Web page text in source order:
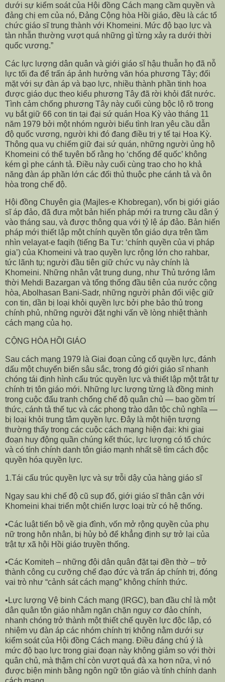
dưới sự kiểm soát của Hội đồng Cách mạng cầm quyền và
đảng chị em của nó, Đảng Cộng hòa Hồi giáo, đều là các tổ
chức giáo sĩ trung thành với Khomeini. Mức độ bạo lực và
tàn nhẫn thường vượt quá những gì từng xảy ra dưới thời
quốc vương.”
Các lực lượng dân quân và giới giáo sĩ hậu thuẫn họ đã nỗ
lực tối đa để trấn áp ảnh hưởng văn hóa phương Tây; đối
mặt với sự đàn áp và bạo lực, nhiều thành phần tinh hoa
được giáo dục theo kiểu phương Tây đã rời khỏi đất nước.
Tình cảm chống phương Tây này cuối cùng bộc lộ rõ trong
vụ bắt giữ 66 con tin tại đại sứ quán Hoa Kỳ vào tháng 11
năm 1979 bởi một nhóm người biểu tình Iran yêu cầu dẫn
độ quốc vương, người khi đó đang điều trị y tế tại Hoa Kỳ.
Thông qua vụ chiếm giữ đại sứ quán, những người ủng hộ
Khomeini có thể tuyên bố rằng họ ‘chống đế quốc’ không
kém gì phe cánh tả. Điều này cuối cùng trao cho họ khả
năng đàn áp phần lớn các đối thủ thuộc phe cánh tả và ôn
hòa trong chế độ.
Hội đồng Chuyên gia (Majles-e Khobregan), vốn bị giới giáo
sĩ áp đảo, đã đưa một bản hiến pháp mới ra trưng cầu dân ý
vào tháng sau, và được thông qua với tỷ lệ áp đảo. Bản hiến
pháp mới thiết lập một chính quyền tôn giáo dựa trên tầm
nhìn velayat-e faqih (tiếng Ba Tư: ‘chính quyền của vị pháp
gia’) của Khomeini và trao quyền lực rộng lớn cho rahbar,
tức lãnh tụ; người đầu tiên giữ chức vụ này chính là
Khomeini. Những nhân vật trung dung, như Thủ tướng lâm
thời Mehdi Bazargan và tổng thống đầu tiên của nước cộng
hòa, Abolhasan Bani-Sadr, những người phản đối việc giữ
con tin, dần bị loại khỏi quyền lực bởi phe bảo thủ trong
chính phủ, những người đặt nghi vấn về lòng nhiệt thành
cách mạng của họ.
CỘNG HÒA HỒI GIÁO
Sau cách mạng 1979 là Giai đoạn củng cố quyền lực, đánh
dấu một chuyển biến sâu sắc, trong đó giới giáo sĩ nhanh
chóng tái định hình cấu trúc quyền lực và thiết lập một trật tự
chính trị tôn giáo mới. Những lực lượng từng là đồng minh
trong cuộc đấu tranh chống chế độ quân chủ — bao gồm trí
thức, cánh tả thế tục và các phong trào dân tộc chủ nghĩa —
bị loại khỏi trung tâm quyền lực. Đây là một hiện tượng
thường thấy trong các cuộc cách mạng hiện đại: khi giai
đoạn huy động quần chúng kết thúc, lực lượng có tổ chức
và có tính chính danh tôn giáo mạnh nhất sẽ tìm cách độc
quyền hóa quyền lực.
1.Tái cấu trúc quyền lực và sự trỗi dậy của hàng giáo sĩ
Ngay sau khi chế độ cũ sụp đổ, giới giáo sĩ thân cận với
Khomeini khai triển một chiến lược loại trừ có hệ thống.
•Các luật tiến bộ về gia đình, vốn mở rộng quyền của phụ
nữ trong hôn nhân, bị hủy bỏ để khẳng định sự trở lại của
trật tự xã hội Hồi giáo truyền thống.
•Các Komiteh – những đội dân quân đặt tại đền thờ – trở
thành công cụ cưỡng chế đạo đức và trấn áp chính trị, đóng
vai trò như “cảnh sát cách mạng” không chính thức.
•Lực lượng Vệ binh Cách mạng (IRGC), ban đầu chỉ là một
dân quân tôn giáo nhằm ngăn chặn nguy cơ đảo chính,
nhanh chóng trở thành một thiết chế quyền lực độc lập, có
nhiệm vụ đàn áp các nhóm chính trị không nằm dưới sự
kiểm soát của Hội đồng Cách mạng. Điều đáng chú ý là
mức độ bạo lực trong giai đoạn này không giảm so với thời
quân chủ, mà thậm chí còn vượt quá đà xa hơn nữa, vì nó
được biện minh bằng ngôn ngữ tôn giáo và tính chính danh